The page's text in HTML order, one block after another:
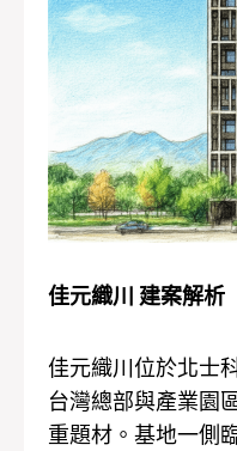
佳元織川 建案解析
佳元織川位於北士
台灣總部與產業園
重題材。基地一側